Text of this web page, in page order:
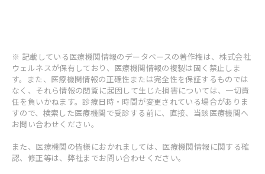
※ 記載している医療機関情報のデータベースの著作権は、株式会社
ウェルネスが保有しており、医療機関情報の複製は固く禁止しま
す。また、医療機関情報の正確性または完全性を保証するものでは
なく、それら情報の閲覧に起因して生じた損害については、一切責
任を負いかねます。診療日時・時間が変更されている場合がありま
すので、検索した医療機関で受診する前に、直接、当該医療機関へ
お問い合わせください。
また、医療機関の皆様におかれましては、医療機関情報に関する確
認、修正等は、弊社までお問い合わせください。